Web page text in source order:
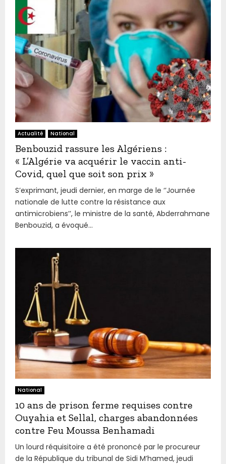
Actualité National
Benbouzid rassure les Algériens :
« L’Algérie va acquérir le vaccin anti-
Covid, quel que soit son prix »
S’exprimant, jeudi dernier, en marge de le ‘’Journée
nationale de lutte contre la résistance aux
antimicrobiens’’, le ministre de la santé, Abderrahmane
Benbouzid, a évoqué...
National
10 ans de prison ferme requises contre
Ouyahia et Sellal, charges abandonnées
contre Feu Moussa Benhamadi
Un lourd réquisitoire a été prononcé par le procureur
de la République du tribunal de Sidi M’hamed, jeudi